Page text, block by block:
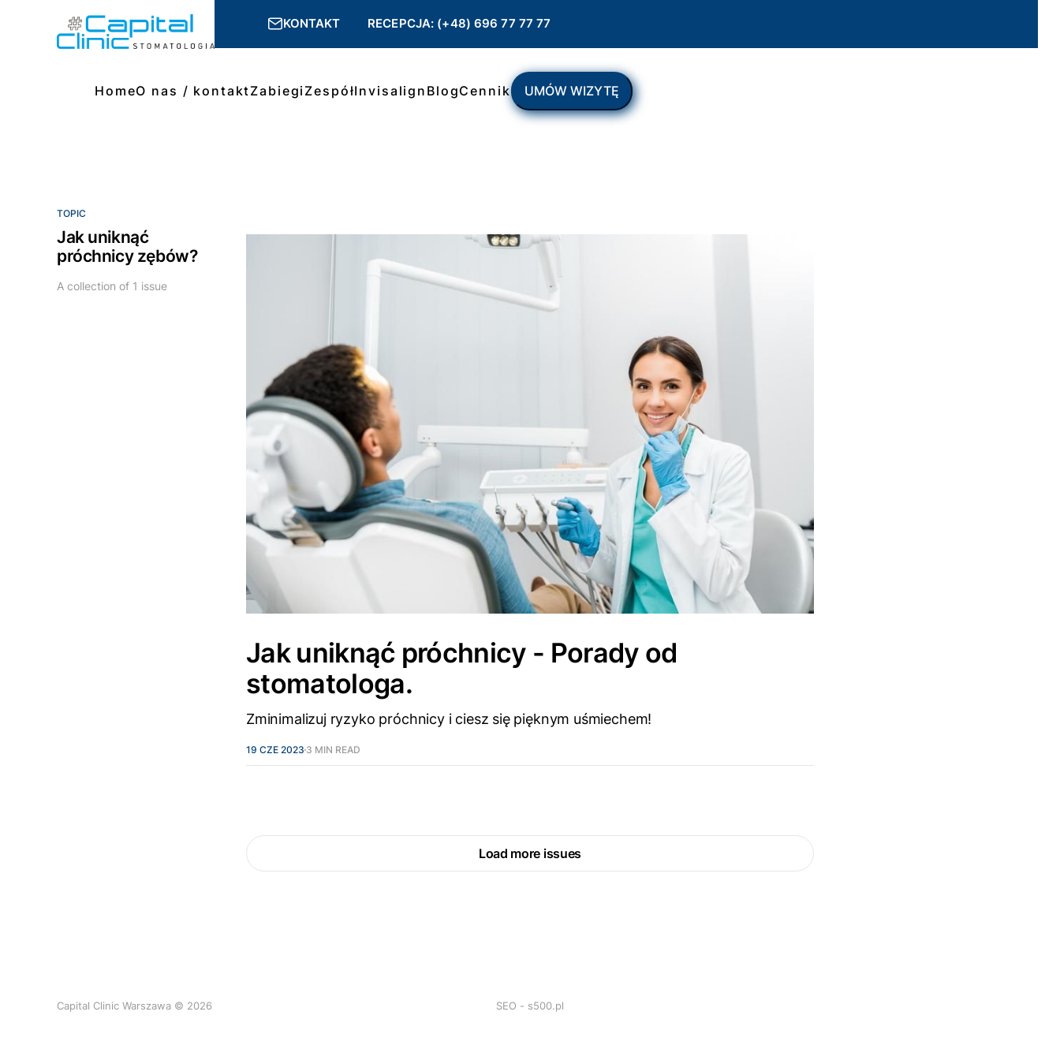
HomeO nas / kontaktZabiegi ZespółInvisalign BlogCennik UMÓW WIZYTĘ
KONTAKT RECEPCJA: (+48) 696 77 77 77
TOPIC
Jak uniknąć
próchnicy zębów?
A collection of 1 issue
Jak uniknąć próchnicy - Porady od
stomatologa.
Zminimalizuj ryzyko próchnicy i ciesz się pięknym uśmiechem!
19 CZE 2023 3 MIN READ
Load more issues
Capital Clinic Warszawa © 2026 SEO - s500.pl